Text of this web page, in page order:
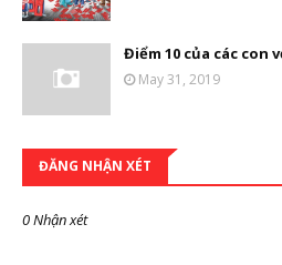
Điểm 10 của các
May 31, 2019
ĐĂNG NHẬN XÉT
0 Nhận xét